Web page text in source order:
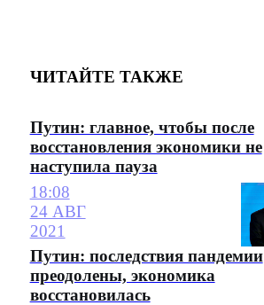
ЧИТАЙТЕ ТАКЖЕ
Путин: главное, чтобы после
восстановления экономики не
наступила пауза
18:08
24 АВГ
2021
Путин: последствия пандемии
преодолены, экономика
восстановилась